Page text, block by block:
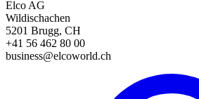
Elco AG
Wildischachen
5201 Brugg, CH
+41 56 462 80 00
business@elcoworld.ch